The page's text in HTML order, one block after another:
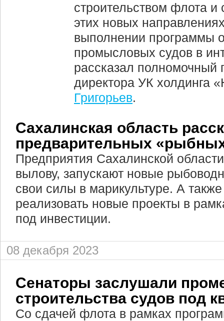
строительством флота
этих новых
выполнении программы
промысловых судов в
рассказал полномочный
директора УК холдинга
Григорьев.
Сахалинская область
предварительных
Предприятия Сахалинской
вылову, запускают новые
свои силы в марикультуре. А
реализовать новые проекты в
под инвестиции.
08 декабря 2023
Сенаторы заслушали
строительства судов под
Со сдачей флота в рамках